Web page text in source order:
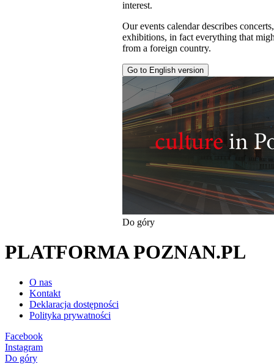
interest.
Our events calendar describes
exhibitions, in fact everything that
from a foreign country.
Go to English version
Do góry
PLATFORMA POZNAN.PL
O nas
Kontakt
Deklaracja dostępności
Polityka prywatności
Facebook
Instagram
Do góry